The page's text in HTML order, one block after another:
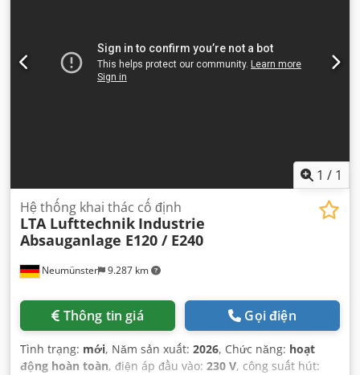
1 / 1
Neumünster 9.287 km
Hệ thống khai thác cố định
LTA Lufttechnik Industrie
Absauganlage E120 / E240
Thông tin giá Gọi điện
Tình trạng: mới, Năm sản xuất: 2026, Chức năng: hoạt
động hoàn toàn, điện áp đầu vào: 230 V, công suất hút: